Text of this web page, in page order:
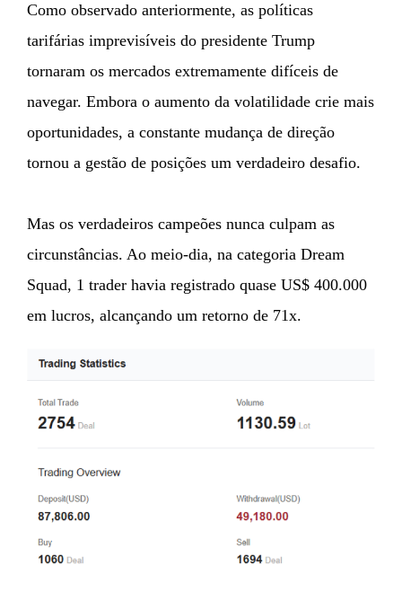
Como observado anteriormente, as políticas
tarifárias imprevisíveis do presidente Trump
tornaram os mercados extremamente difíceis de
navegar. Embora o aumento da volatilidade crie mais
oportunidades, a constante mudança de direção
tornou a gestão de posições um verdadeiro desafio.
Mas os verdadeiros campeões nunca culpam as
circunstâncias. Ao meio-dia, na categoria Dream
Squad, 1 trader havia registrado quase US$ 400.000
em lucros, alcançando um retorno de 71x.